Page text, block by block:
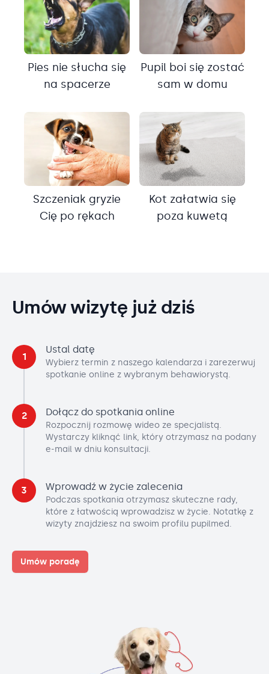
Pies nie słucha się
na spacerze
Pupil boi się zostać
sam w domu
Szczeniak gryzie
Cię po rękach
Kot załatwia się
poza kuwetą
Umów wizytę już dziś
1
Ustal datę
Wybierz termin z naszego kalendarza i zarezerwuj
spotkanie online z wybranym behawiorystą.
2 Dołącz do spotkania online
Rozpocznij rozmowę wideo ze specjalistą.
Wystarczy kliknąć link, który otrzymasz na podany
e-mail w dniu konsultacji.
3 Wprowadź w życie zalecenia
Podczas spotkania otrzymasz skuteczne rady,
które z łatwością wprowadzisz w życie. Notatkę z
wizyty znajdziesz na swoim profilu pupilmed.
Umów poradę